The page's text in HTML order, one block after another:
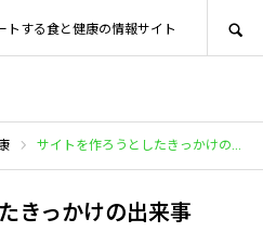
トする食と健康の情報サイト
サイトを作ろうとしたきっかけの出来事
きっかけの出来事